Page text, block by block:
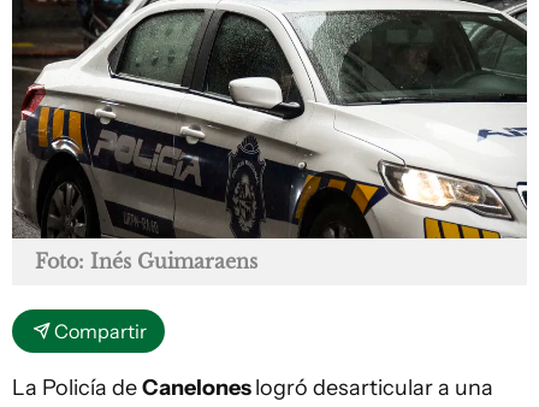
Foto: Inés Guimaraens
Compartir
La Policía deCaneloneslogró desarticular a una